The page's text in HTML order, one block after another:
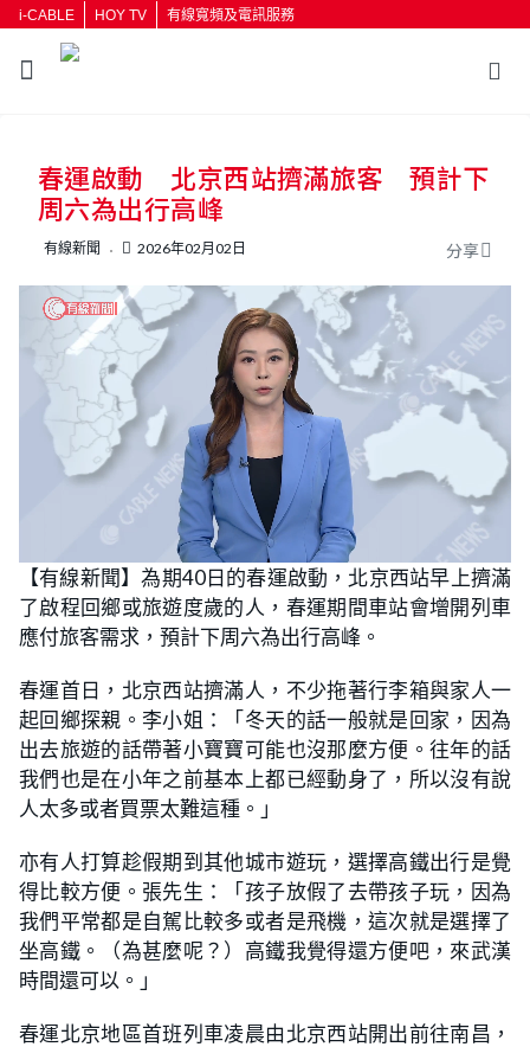
i-CABLE HOY TV 有線寬頻及電訊服務
按輸入鍵開始搜尋
春運啟動 北京西站擠滿旅客 預計下
周六為出行高峰
有線新聞 2026年02月02日 分享
n
m
t
e
o
a
d
e
d
:
2
8
1
%
【有線新聞】為期40日的春運啟動，北京西站早上擠滿
了啟程回鄉或旅遊度歲的人，春運期間車站會增開列車
應付旅客需求，預計下周六為出行高峰。
春運首日，北京西站擠滿人，不少拖著行李箱與家人一
起回鄉探親。李小姐：「冬天的話一般就是回家，因為
出去旅遊的話帶著小寶寶可能也沒那麼方便。往年的話
我們也是在小年之前基本上都已經動身了，所以沒有說
人太多或者買票太難這種。」
亦有人打算趁假期到其他城市遊玩，選擇高鐵出行是覺
得比較方便。張先生：「孩子放假了去帶孩子玩，因為
我們平常都是自駕比較多或者是飛機，這次就是選擇了
坐高鐵。（為甚麼呢？）高鐵我覺得還方便吧，來武漢
時間還可以。」
春運北京地區首班列車凌晨由北京西站開出前往南昌，